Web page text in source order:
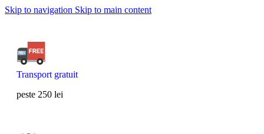
Skip to navigation Skip to main content
Transport gratuit
peste 250 lei